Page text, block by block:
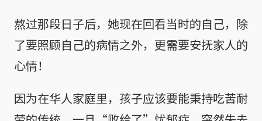
熬过那段日子后，她现在回看当时的自己，除
了要照顾自己的病情之外，更需要安抚家人的
心情！
因为在华人家庭里，孩子应该要能秉持吃苦耐